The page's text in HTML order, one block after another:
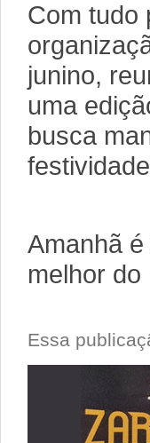
Com tudo
junino,
uma
busca
Amanhã
melhor do
Essa